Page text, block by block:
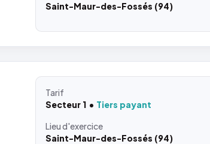
Saint-Maur-des-Fossés (94)
Tarif
Secteur 1
Tiers payant
Lieud'exercice
Saint-Maur-des-Fossés (94)